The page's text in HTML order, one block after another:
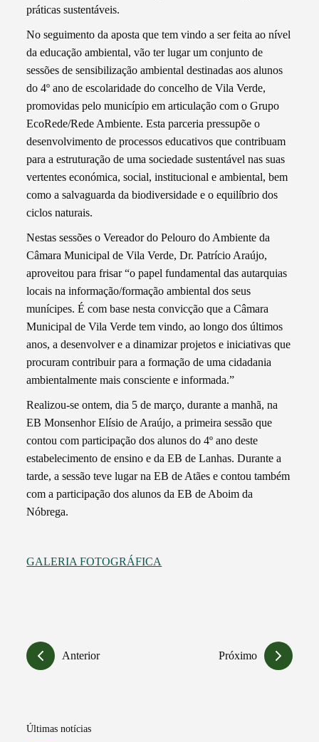
práticas sustentáveis.
No seguimento da aposta que tem vindo a ser feita ao nível
da educação ambiental, vão ter lugar um conjunto de
sessões de sensibilização ambiental destinadas aos alunos
do 4º ano de escolaridade do concelho de Vila Verde,
promovidas pelo município em articulação com o Grupo
EcoRede/Rede Ambiente. Esta parceria pressupõe o
desenvolvimento de processos educativos que contribuam
para a estruturação de uma sociedade sustentável nas suas
vertentes económica, social, institucional e ambiental, bem
como a salvaguarda da biodiversidade e o equilíbrio dos
ciclos naturais.
Nestas sessões o Vereador do Pelouro do Ambiente da
Câmara Municipal de Vila Verde, Dr. Patrício Araújo,
aproveitou para frisar “o papel fundamental das autarquias
locais na informação/formação ambiental dos seus
munícipes. É com base nesta convicção que a Câmara
Municipal de Vila Verde tem vindo, ao longo dos últimos
anos, a desenvolver e a dinamizar projetos e iniciativas que
procuram contribuir para a formação de uma cidadania
ambientalmente mais consciente e informada.”
Realizou-se ontem, dia 5 de março, durante a manhã, na
EB Monsenhor Elísio de Araújo, a primeira sessão que
contou com participação dos alunos do 4º ano deste
estabelecimento de ensino e da EB de Lanhas. Durante a
tarde, a sessão teve lugar na EB de Atães e contou também
com a participação dos alunos da EB de Aboim da
Nóbrega.
GALERIA FOTOGRÁFICA
Anterior Próximo
Últimas notícias